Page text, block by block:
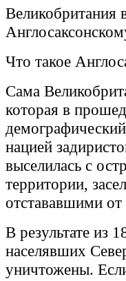
Великобритания
Что такое
Сама
которая в
нацией
выселилась с
территории,
отстававшими от
В результате из
населявших
уничтожены.